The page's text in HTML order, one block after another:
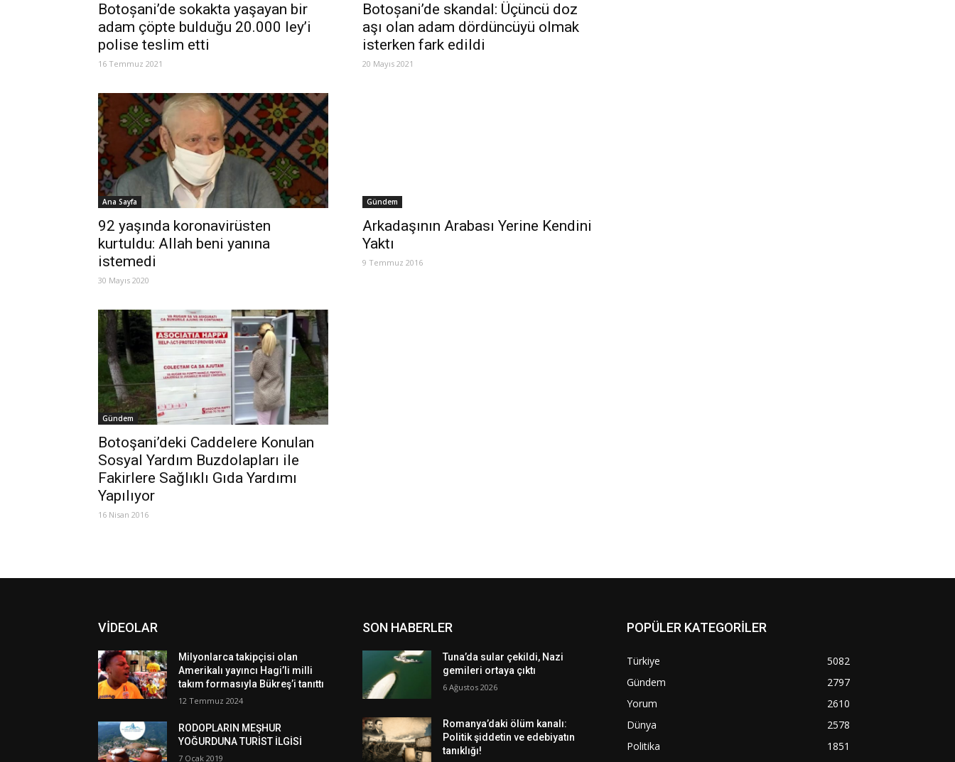
Botoșani’de sokakta yaşayan bir
adam çöpte bulduğu 20.000 ley’i
polise teslim etti
16 Temmuz 2021
Botoșani’de skandal: Üçüncü doz
aşı olan adam dördüncüyü olmak
isterken fark edildi
20 Mayıs 2021
Ana Sayfa
92 yaşında koronavirüsten
kurtuldu: Allah beni yanına
istemedi
30 Mayıs 2020
Gündem
Arkadaşının Arabası Yerine Kendini
Yaktı
9 Temmuz 2016
Gündem
Botoşani’deki Caddelere Konulan
Sosyal Yardım Buzdolapları ile
Fakirlere Sağlıklı Gıda Yardımı
Yapılıyor
16 Nisan 2016
VİDEOLAR
Milyonlarca takipçisi olan
Amerikalı yayıncı Hagi’li milli
takım formasıyla Bükreş’i tanıttı
12 Temmuz 2024
RODOPLARIN MEŞHUR
YOĞURDUNA TURİST İLGİSİ
7 Ocak 2019
SON HABERLER
Tuna’da sular çekildi, Nazi
gemileri ortaya çıktı
6 Ağustos 2026
Romanya’daki ölüm kanalı:
Politik şiddetin ve edebiyatın
tanıklığı!
POPÜLER KATEGORİLER
Türkiye
5082
Gündem
2797
Yorum
2610
Dünya
2578
Politika
1851